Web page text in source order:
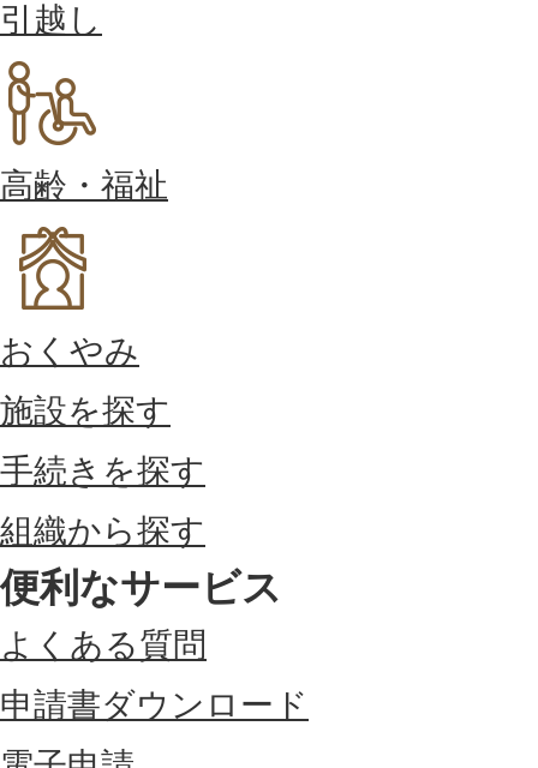
引越し
高齢・福祉
おくやみ
施設を探す
手続きを探す
組織から探す
便利なサービス
よくある質問
申請書ダウンロード